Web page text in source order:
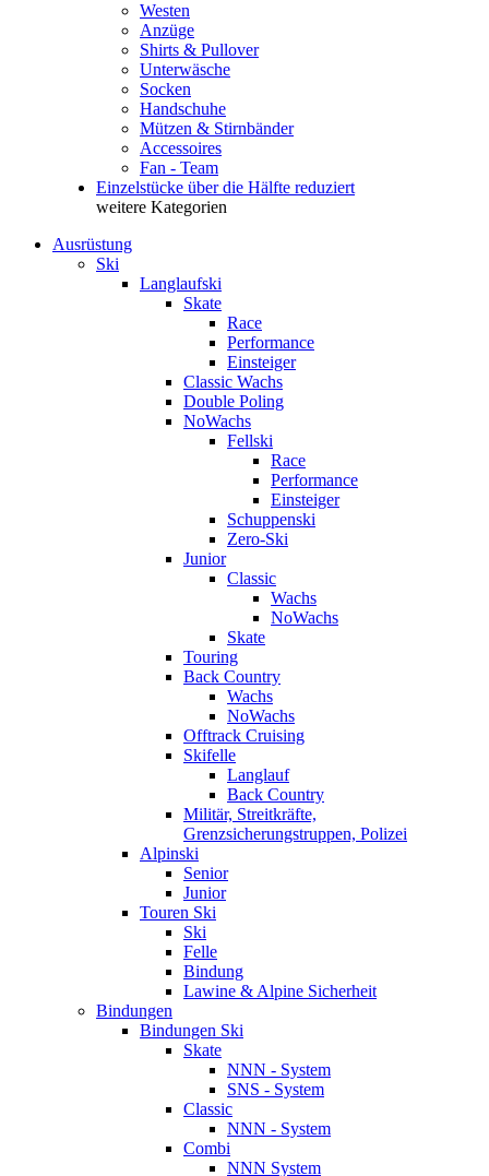
Westen
Anzüge
Shirts & Pullover
Unterwäsche
Socken
Handschuhe
Mützen & Stirnbänder
Accessoires
Fan - Team
Einzelstücke über die Hälfte reduziert
weitere Kategorien
Ausrüstung
Ski
Langlaufski
Skate
Race
Performance
Einsteiger
Classic Wachs
Double Poling
NoWachs
Fellski
Race
Performance
Einsteiger
Schuppenski
Zero-Ski
Junior
Classic
Wachs
NoWachs
Skate
Touring
Back Country
Wachs
NoWachs
Offtrack Cruising
Skifelle
Langlauf
Back Country
Militär, Streitkräfte,
Grenzsicherungstruppen, Polizei
Alpinski
Senior
Junior
Touren Ski
Ski
Felle
Bindung
Lawine & Alpine Sicherheit
Bindungen
Bindungen Ski
Skate
NNN - System
SNS - System
Classic
NNN - System
Combi
NNN System